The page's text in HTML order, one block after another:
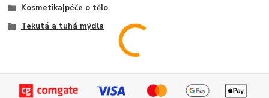
Kosmetika|péče o tělo
Tekutá a tuhá mýdla